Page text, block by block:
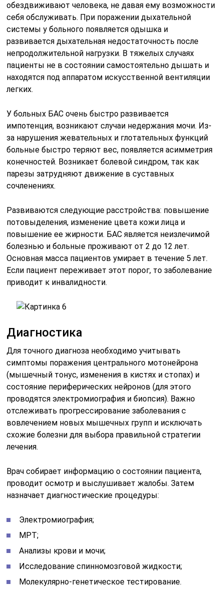
обездвиживают человека, не давая ему возможности
себя обслуживать. При поражении дыхательной
системы у больного появляется одышка и
развивается дыхательная недостаточность после
непродолжительной нагрузки. В тяжелых случаях
пациенты не в состоянии самостоятельно дышать и
находятся под аппаратом искусственной вентиляции
легких.
У больных БАС очень быстро развивается
импотенция, возникают случаи недержания мочи. Из-
за нарушения жевательных и глотательных функций
больные быстро теряют вес, появляется асимметрия
конечностей. Возникает болевой синдром, так как
парезы затрудняют движение в суставных
сочленениях.
Развиваются следующие расстройства: повышение
потовыделения, изменение цвета кожи лица и
повышение ее жирности. БАС является неизлечимой
болезнью и больные проживают от 2 до 12 лет.
Основная масса пациентов умирает в течение 5 лет.
Если пациент переживает этот порог, то заболевание
приводит к инвалидности.
Диагностика
Для точного диагноза необходимо учитывать
симптомы поражения центрального мотонейрона
(мышечный тонус, изменения в кистях и стопах) и
состояние периферических нейронов (для этого
проводятся электромиография и биопсия). Важно
отслеживать прогрессирование заболевания с
вовлечением новых мышечных групп и исключать
схожие болезни для выбора правильной стратегии
лечения.
Врач собирает информацию о состоянии пациента,
проводит осмотр и выслушивает жалобы. Затем
назначает диагностические процедуры:
Электромиография;
МРТ;
Анализы крови и мочи;
Исследование спинномозговой жидкости;
Молекулярно-генетическое тестирование.